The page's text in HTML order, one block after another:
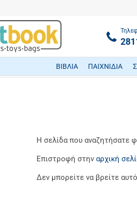
ΒΙΒΛΙΑ ΠΑΙΧΝΙΔΙΑ
Η σελίδα που αναζητήσατε
Επιστροφή στην αρχική
Δεν μπορείτε να βρείτε